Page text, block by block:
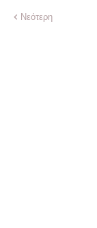
Νεότερη